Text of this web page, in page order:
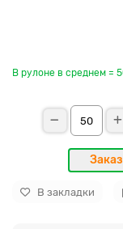
В рулоне в среднем =
В закладки